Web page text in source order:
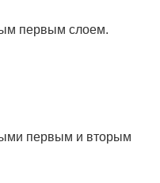
первым слоем.
первым и вторым